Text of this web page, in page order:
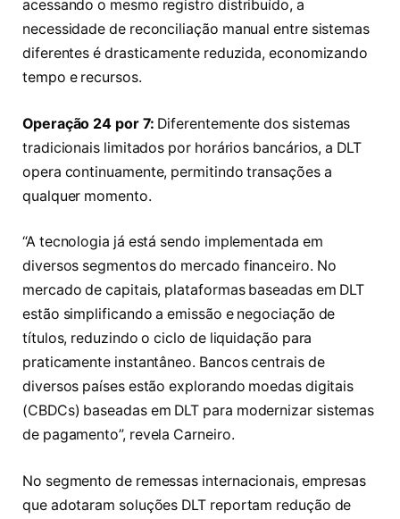
acessando o mesmo registro distribuído, a
necessidade de reconciliação manual entre sistemas
diferentes é drasticamente reduzida, economizando
tempo e recursos.
Operação 24 por 7: Diferentemente dos sistemas
tradicionais limitados por horários bancários, a DLT
opera continuamente, permitindo transações a
qualquer momento.
“A tecnologia já está sendo implementada em
diversos segmentos do mercado financeiro. No
mercado de capitais, plataformas baseadas em DLT
estão simplificando a emissão e negociação de
títulos, reduzindo o ciclo de liquidação para
praticamente instantâneo. Bancos centrais de
diversos países estão explorando moedas digitais
(CBDCs) baseadas em DLT para modernizar sistemas
de pagamento”, revela Carneiro.
No segmento de remessas internacionais, empresas
que adotaram soluções DLT reportam redução de